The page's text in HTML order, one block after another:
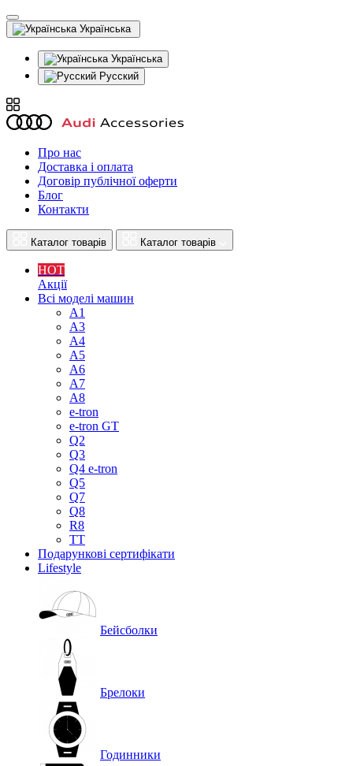
Українська
Українська
Русский
Про нас
Доставка і оплата
Договір публічної оферти
Блог
Контакти
Каталог товарів Каталог товарів
HOT
Акції
Всі моделі машин
A1
A3
A4
A5
A6
A7
A8
e-tron
e-tron GT
Q2
Q3
Q4 e-tron
Q5
Q7
Q8
R8
TT
Подарункові сертифікати
Lifestyle
Бейсболки
Брелоки
Годинники